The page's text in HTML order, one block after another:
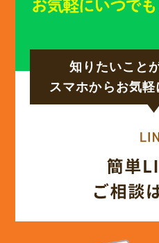
知りたいこと
スマホからお気軽